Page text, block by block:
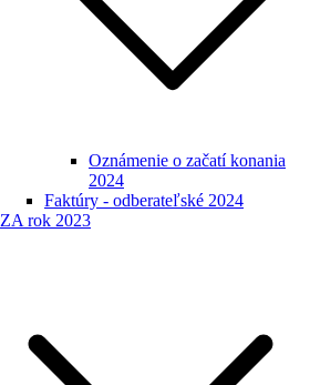
Oznámenie o začatí konania
2024
Faktúry - odberateľské 2024
ZA rok 2023